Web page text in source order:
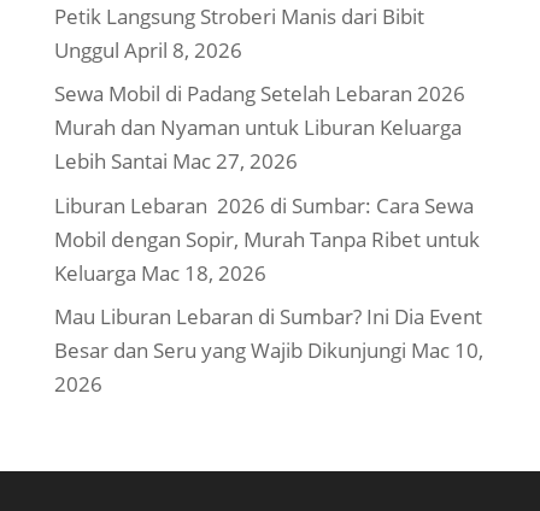
Petik Langsung Stroberi Manis dari Bibit
Unggul April 8, 2026
Sewa Mobil di Padang Setelah Lebaran 2026
Murah dan Nyaman untuk Liburan Keluarga
Lebih Santai Mac 27, 2026
Liburan Lebaran 2026 di Sumbar: Cara Sewa
Mobil dengan Sopir, Murah Tanpa Ribet untuk
Keluarga Mac 18, 2026
Mau Liburan Lebaran di Sumbar? Ini Dia Event
Besar dan Seru yang Wajib Dikunjungi Mac 10,
2026